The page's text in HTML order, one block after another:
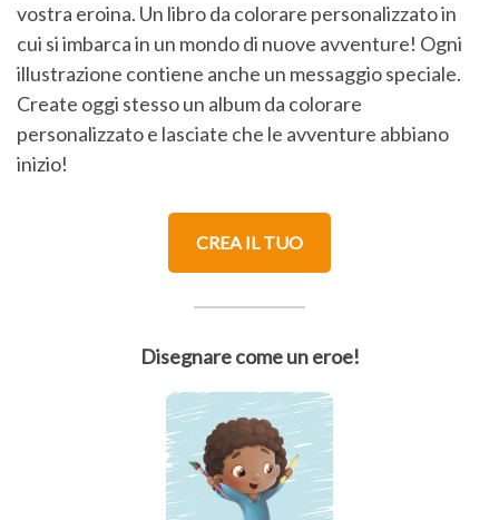
vostra eroina. Un libro da colorare personalizzato in
cui si imbarca in un mondo di nuove avventure! Ogni
illustrazione contiene anche un messaggio speciale.
Create oggi stesso un album da colorare
personalizzato e lasciate che le avventure abbiano
inizio!
CREA IL TUO
Disegnare come un eroe!